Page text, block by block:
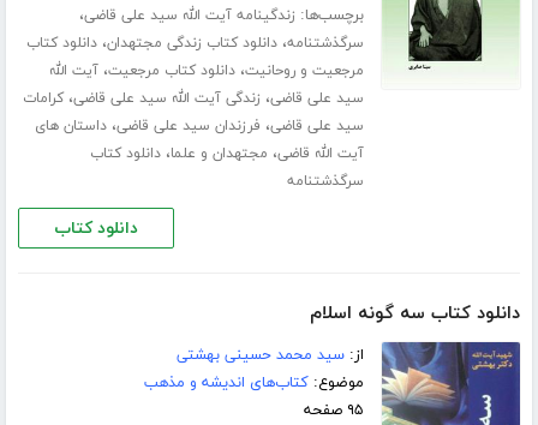
برچسب‌ها: زندگینامه آیت الله سید علی قاضی،
سرگذشتنامه،دانلود کتاب زندگی مجتهدان،دانلود کتاب
مرجعیت و روحانیت،دانلود کتاب مرجعیت،آیت الله
سید علی قاضی، زندگی آیت الله سید علی قاضی،کرامات
سید علی قاضی، فرزندان سید علی قاضی،داستان های
آیت الله قاضی، مجتهدان و علما،دانلود کتاب
سرگذشتنامه
دانلود کتاب
دانلود کتاب سه گونه اسلام
از:سید محمد حسینی بهشتی
موضوع:کتاب‌های اندیشه و مذهب
۹۵ صفحه